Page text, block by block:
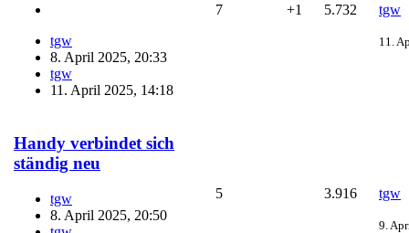
tgw
8. April 2025, 20:33
tgw
11. April 2025, 14:18
7 +1 5.732 tgw
11.
Handy verbindet sich
ständig neu
tgw
8. April 2025, 20:50
5 3.916 tgw
9.